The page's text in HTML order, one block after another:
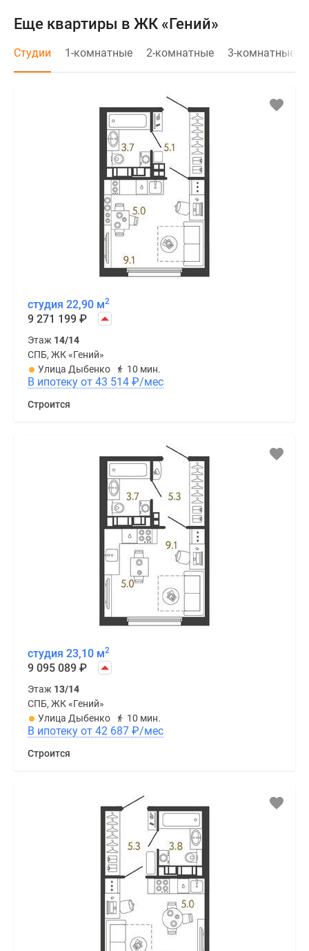
Еще квартиры в ЖК «Гений»
Студии 1-комнатные 2-комнатные 3-комнатные
студия 22,90 м2
9 271 199 ₽
Этаж 14/14
СПБ, ЖК «Гений»
Улица Дыбенко
10 мин.
В ипотеку от 43 514 ₽/мес
Строится
студия 23,10 м2
9 095 089 ₽
Этаж 13/14
СПБ, ЖК «Гений»
Улица Дыбенко
10 мин.
В ипотеку от 42 687 ₽/мес
Строится